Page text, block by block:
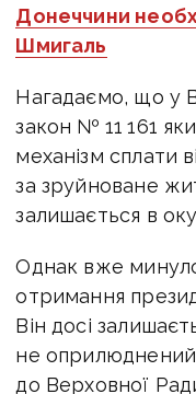
Донеччини
Шмигаль
Нагадаємо, що у
закон № 11 161
механізм сплати
за зруйноване
залишається в
Однак вже
отримання
Він досі
не
до Верховної